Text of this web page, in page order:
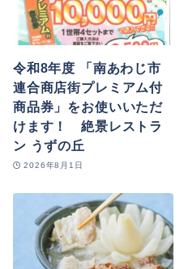
令和8年度 「南あわじ市
連合商店街プレミアム付
商品券」をお使いいただ
けます！ 絶景レストラ
ン うずの丘
2026年8月1日